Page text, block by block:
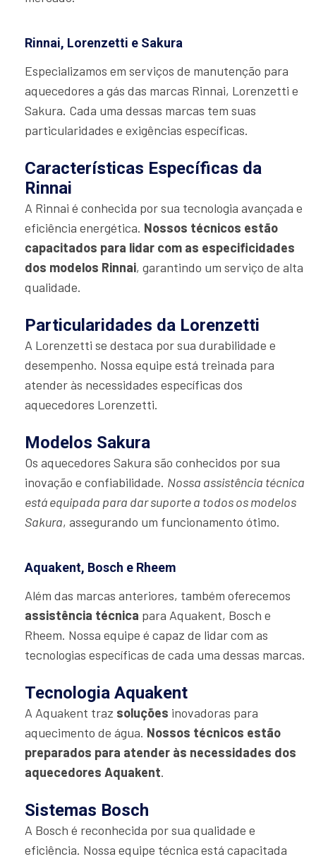
Rinnai, Lorenzetti e Sakura
Especializamos em serviços de manutenção para
aquecedores a gás das marcas Rinnai, Lorenzetti e
Sakura. Cada uma dessas marcas tem suas
particularidades e exigências específicas.
Características Específicas da
Rinnai
A Rinnai é conhecida por sua tecnologia avançada e
eficiência energética. Nossos técnicos estão
capacitados para lidar com as especificidades
dos modelos Rinnai, garantindo um serviço de alta
qualidade.
Particularidades da Lorenzetti
A Lorenzetti se destaca por sua durabilidade e
desempenho. Nossa equipe está treinada para
atender às necessidades específicas dos
aquecedores Lorenzetti.
Modelos Sakura
Os aquecedores Sakura são conhecidos por sua
inovação e confiabilidade. Nossa assistência técnica
está equipada para dar suporte a todos os modelos
Sakura, assegurando um funcionamento ótimo.
Aquakent, Bosch e Rheem
Além das marcas anteriores, também oferecemos
assistência técnica para Aquakent, Bosch e
Rheem. Nossa equipe é capaz de lidar com as
tecnologias específicas de cada uma dessas marcas.
Tecnologia Aquakent
A Aquakent traz soluções inovadoras para
aquecimento de água. Nossos técnicos estão
preparados para atender às necessidades dos
aquecedores Aquakent.
Sistemas Bosch
A Bosch é reconhecida por sua qualidade e
eficiência. Nossa equipe técnica está capacitada